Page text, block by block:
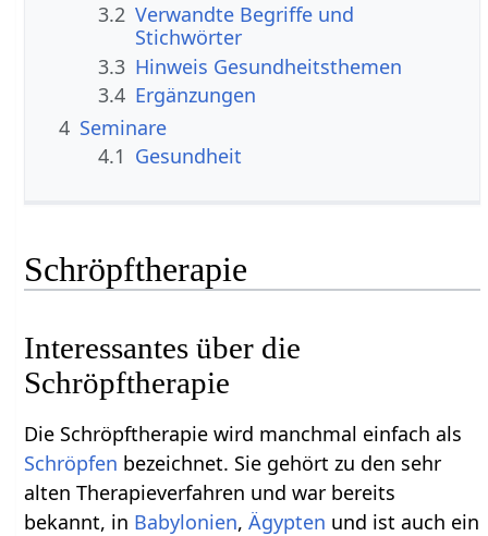
3.2 Verwandte Begriffe und
Stichwörter
3.3 Hinweis Gesundheitsthemen
3.4 Ergänzungen
4 Seminare
4.1 Gesundheit
Schröpftherapie
Interessantes über die
Schröpftherapie
Die Schröpftherapie wird manchmal einfach als
Schröpfen bezeichnet. Sie gehört zu den sehr
alten Therapieverfahren und war bereits
bekannt, in Babylonien,Ägypten und ist auch ein